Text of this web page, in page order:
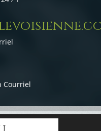
Courriel